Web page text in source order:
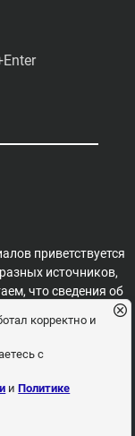
приветствуется
источников,
что сведения об
свободными для
никакие
ее знать,
Политика
корректно и
с
иПолитике